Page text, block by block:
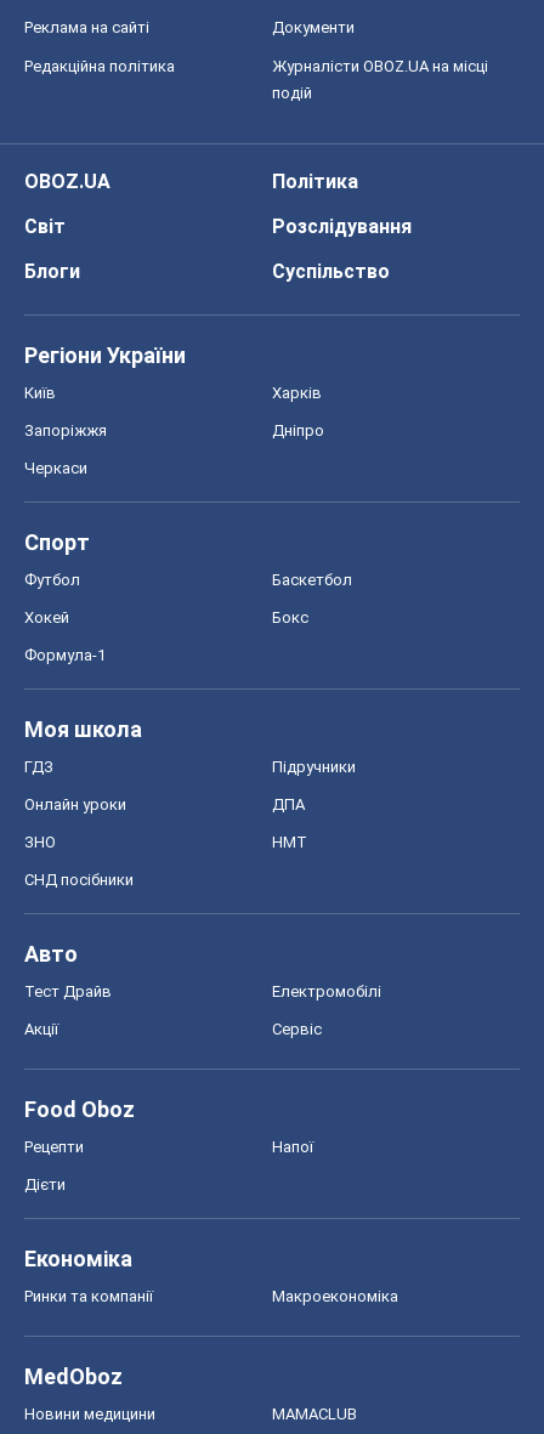
Реклама на сайті Документи
Редакційна політика
Журналісти OBOZ.UA на місці
подій
OBOZ.UA
Політика
Світ
Розслідування
Блоги
Суспільство
Регіони України
Київ Харків
Запоріжжя Дніпро
Черкаси
Спорт
Футбол Баскетбол
Хокей Бокс
Формула-1
Моя школа
ГДЗ Підручники
Онлайн уроки ДПА
ЗНО НМТ
СНД посібники
Авто
Тест Драйв Електромобілі
Акції Сервіс
Food Oboz
Рецепти Напої
Дієти
Економіка
Ринки та компанії Макроекономіка
MedOboz
Новини медицини MAMACLUB